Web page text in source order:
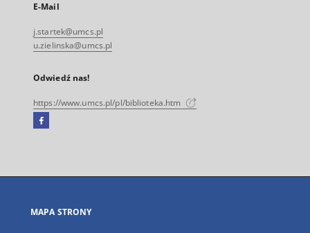
E-Mail
j.startek@umcs.pl
u.zielinska@umcs.pl
Odwiedź nas!
https://www.umcs.pl/pl/biblioteka.htm
Facebook
się
karcie
MAPA STRONY